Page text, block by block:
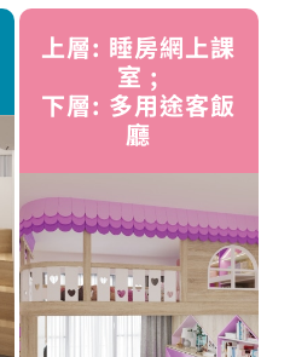
上層: 睡房網上課
室 ;
下層: 多用途客飯
廳